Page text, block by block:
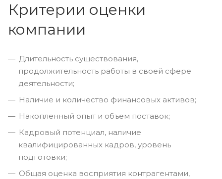
Критерии оценки
компании
Длительность существования,
продолжительность работы в своей сфере
деятельности;
Наличие и количество финансовых активов;
Накопленный опыт и объем поставок;
Кадровый потенциал, наличие
квалифицированных кадров, уровень
подготовки;
Общая оценка восприятия контрагентами,